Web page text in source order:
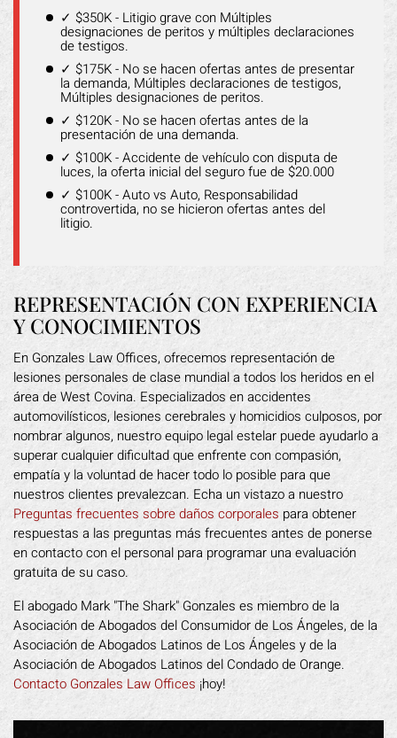
✓ $350K - Litigio grave con Múltiples
designaciones de peritos y múltiples declaraciones
de testigos.
✓ $175K - No se hacen ofertas antes de presentar
la demanda, Múltiples declaraciones de testigos,
Múltiples designaciones de peritos.
✓ $120K - No se hacen ofertas antes de la
presentación de una demanda.
✓ $100K - Accidente de vehículo con disputa de
luces, la oferta inicial del seguro fue de $20.000
✓ $100K - Auto vs Auto, Responsabilidad
controvertida, no se hicieron ofertas antes del
litigio.
REPRESENTACIÓN CON EXPERIENCIA
Y CONOCIMIENTOS
En Gonzales Law Offices, ofrecemos representación de
lesiones personales de clase mundial a todos los heridos en el
área de West Covina. Especializados en accidentes
automovilísticos, lesiones cerebrales y homicidios culposos, por
nombrar algunos, nuestro equipo legal estelar puede ayudarlo a
superar cualquier dificultad que enfrente con compasión,
empatía y la voluntad de hacer todo lo posible para que
nuestros clientes prevalezcan. Echa un vistazo a nuestro
Preguntas frecuentes sobre daños corporales para obtener
respuestas a las preguntas más frecuentes antes de ponerse
en contacto con el personal para programar una evaluación
gratuita de su caso.
El abogado Mark "The Shark" Gonzales es miembro de la
Asociación de Abogados del Consumidor de Los Ángeles, de la
Asociación de Abogados Latinos de Los Ángeles y de la
Asociación de Abogados Latinos del Condado de Orange.
Contacto Gonzales Law Offices ¡hoy!